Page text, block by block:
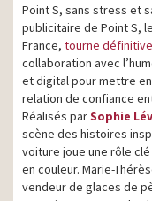
Point S, sans stress et
publicitaire de Point S,
France, tourne
collaboration avec
et digital pour mettre
relation de confiance
Réalisés parSophie
scène des histoires
voiture joue une rôle
en couleur. Marie-
vendeur de glaces de